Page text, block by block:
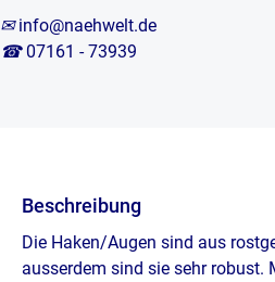
✉ info@naehwelt.de
☎ 07161 - 73939
Beschreibung
Die Haken/Augen sind aus
ausserdem sind sie sehr robust.